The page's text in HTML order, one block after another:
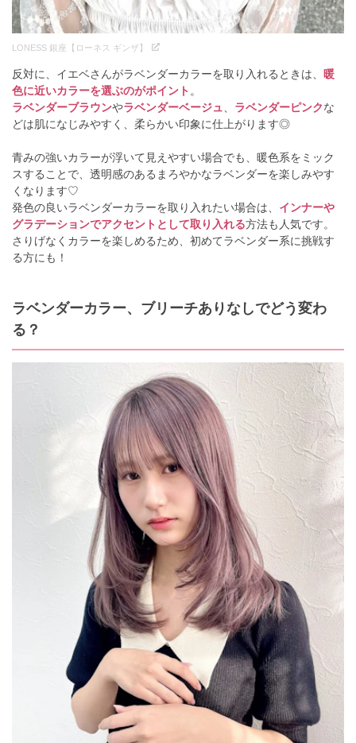
LONESS 銀座【ローネス ギンザ】
反対に、イエベさんがラベンダーカラーを取り入れるときは、 暖
色に近いカラーを選ぶのがポイント 。
ラベンダーブラウンやラベンダーベージュ ラベンダーピンクな
どは肌になじみやすく、柔らかい印象に仕上がります◎
青みの強いカラーが浮いて見えやすい場合でも、暖色系をミック
スすることで、透明感のあるまろやかなラベンダーを楽しみやす
くなります♡
発色の良いラベンダーカラーを取り入れたい場合は、 インナーや
グラデーションでアクセントとして取り入れる方法も人気です。
さりげなくカラーを楽しめるため、初めてラベンダー系に挑戦す
る方にも！
ラベンダーカラー、ブリーチありなしでどう変わ
る？